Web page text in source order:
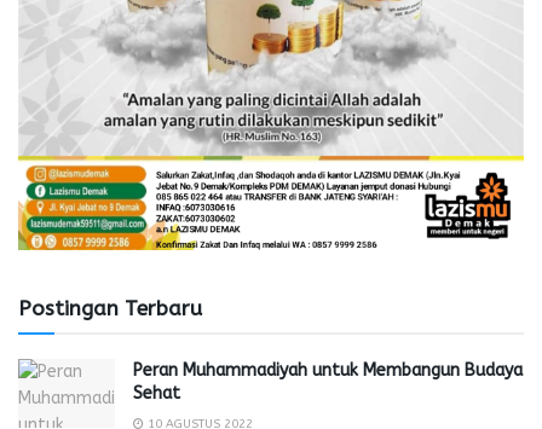
Postingan Terbaru
Peran Muhammadiyah untuk Membangun Budaya
Sehat
10 AGUSTUS 2022